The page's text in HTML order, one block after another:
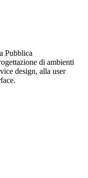
Pubblica
di ambienti
design, alla user